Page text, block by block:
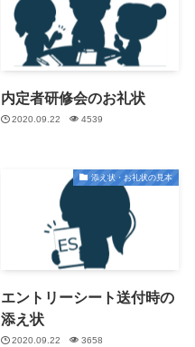
内定者研修会のお礼状
2020.09.22 4539
添え状・お礼状の見本
エントリーシート送付時の
添え状
2020.09.22 3658